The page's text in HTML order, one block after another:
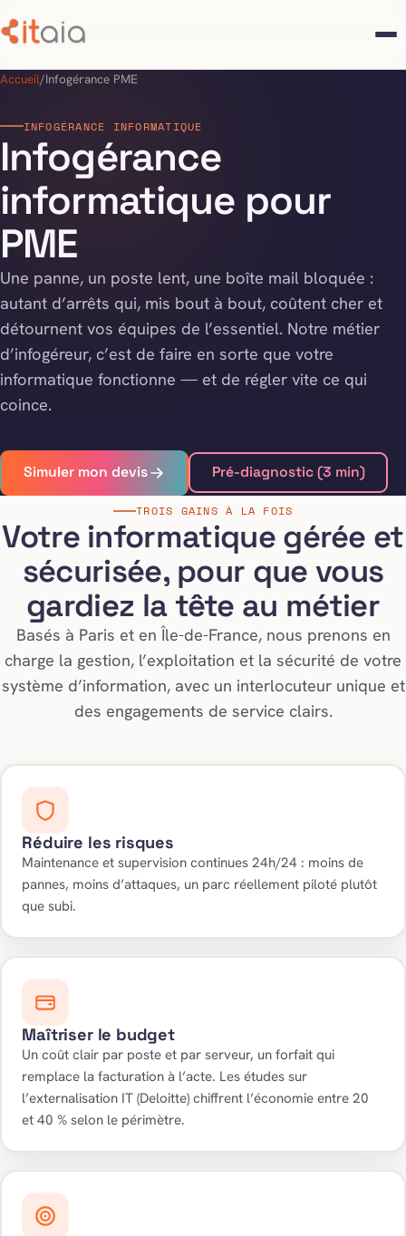
Accueil/Infogérance PME
INFOGÉRANCE INFORMATIQUE
Infogérance
informatique pour
PME
Une panne, un poste lent, une boîte mail bloquée :
autant d’arrêts qui, mis bout à bout, coûtent cher et
détournent vos équipes de l’essentiel. Notre métier
d’infogéreur, c’est de faire en sorte que votre
informatique fonctionne — et de régler vite ce qui
coince.
Simuler mon devis Pré-diagnostic (3 min)
TROIS GAINS À LA FOIS
Votre informatique gérée et
sécurisée, pour que vous
gardiez la tête au métier
Basés à Paris et en Île-de-France, nous prenons en
charge la gestion, l’exploitation et la sécurité de votre
système d’information, avec un interlocuteur unique et
des engagements de service clairs.
Réduire les risques
Maintenance et supervision continues 24h/24 : moins de
pannes, moins d’attaques, un parc réellement piloté plutôt
que subi.
Maîtriser le budget
Un coût clair par poste et par serveur, un forfait qui
remplace la facturation à l’acte. Les études sur
l’externalisation IT (Deloitte) chiffrent l’économie entre 20
et 40 % selon le périmètre.